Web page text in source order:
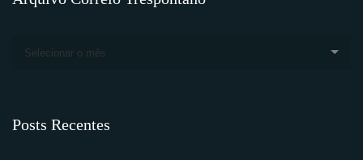
Selecionar o mês
Posts Recentes